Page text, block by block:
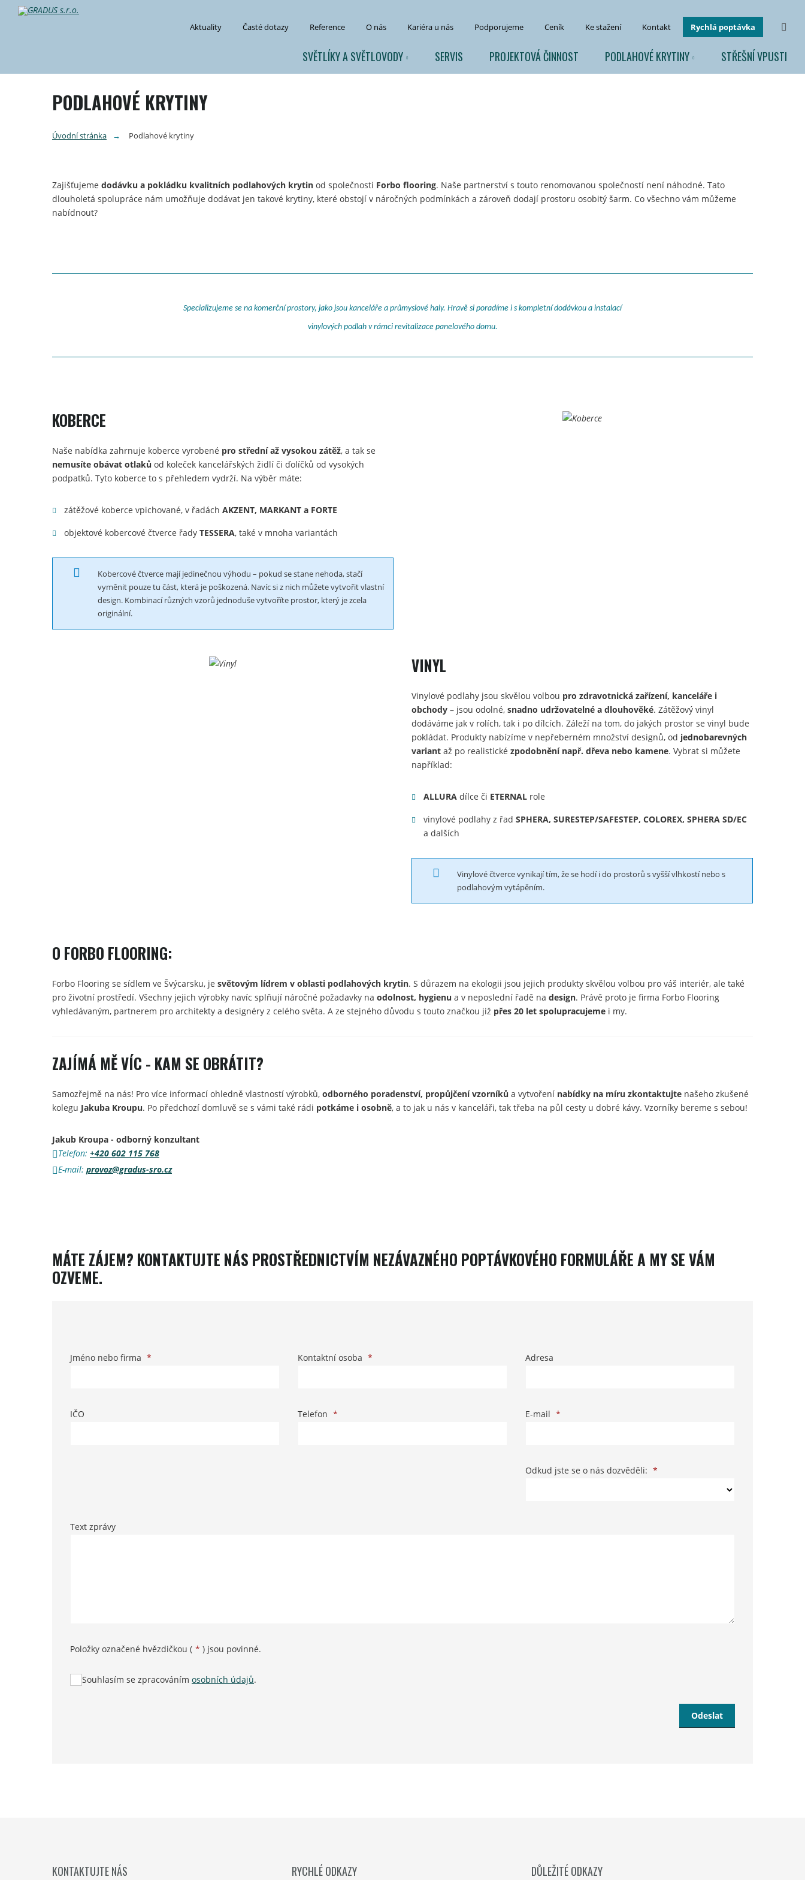
Aktuality Časté dotazy Reference O nás Kariéra u nás Podporujeme Ceník Ke stažení Kontakt Rychlá poptávka
SVĚTLÍKY A SVĚTLOVODY SERVIS PROJEKTOVÁ ČINNOST PODLAHOVÉ KRYTINY STŘEŠNÍ VPUSTI
PODLAHOVÉ KRYTINY
Úvodní stránka Podlahové krytiny
Zajišťujeme dodávku a pokládku kvalitních podlahových krytin od společnosti Forbo flooring. Naše partnerství s touto renomovanou společností není náhodné. Tato
dlouholetá spolupráce nám umožňuje dodávat jen takové krytiny, které obstojí v náročných podmínkách a zároveň dodají prostoru osobitý šarm. Co všechno vám můžeme
nabídnout?
Specializujeme se na komerční prostory, jako jsou kanceláře a průmyslové haly. Hravě si poradíme i s kompletní dodávkou a instalací
vinylových podlah v rámci revitalizace panelového domu.
KOBERCE
Naše nabídka zahrnuje koberce vyrobené pro střední až vysokou zátěž, a tak se
nemusíte obávat otlaků od koleček kancelářských židlí či ďolíčků od vysokých
podpatků. Tyto koberce to s přehledem vydrží. Na výběr máte:
zátěžové koberce vpichované, v řadách AKZENT, MARKANT a FORTE
objektové kobercové čtverce řady TESSERA, také v mnoha variantách
Kobercové čtverce mají jedinečnou výhodu – pokud se stane nehoda, stačí
vyměnit pouze tu část, která je poškozená. Navíc si z nich můžete vytvořit vlastní
design. Kombinací různých vzorů jednoduše vytvoříte prostor, který je zcela
originální.
VINYL
Vinylové podlahy jsou skvělou volbou pro zdravotnická zařízení, kanceláře i
obchody – jsou odolné, snadno udržovatelné a dlouhověké. Zátěžový vinyl
dodáváme jak v rolích, tak i po dílcích. Záleží na tom, do jakých prostor se vinyl bude
pokládat. Produkty nabízíme v nepřeberném množství designů, od jednobarevných
variant až po realistické zpodobnění např. dřeva nebo kamene. Vybrat si můžete
například:
ALLURA dílce či ETERNAL role
vinylové podlahy z řad SPHERA, SURESTEP/SAFESTEP, COLOREX, SPHERA SD/EC
a dalších
Vinylové čtverce vynikají tím, že se hodí i do prostorů s vyšší vlhkostí nebo s
podlahovým vytápěním.
O FORBO FLOORING:
Forbo Flooring se sídlem ve Švýcarsku, je světovým lídrem v oblasti podlahových krytin. S důrazem na ekologii jsou jejich produkty skvělou volbou pro váš interiér, ale také
pro životní prostředí. Všechny jejich výrobky navíc splňují náročné požadavky na odolnost, hygienu a v neposlední řadě na design. Právě proto je firma Forbo Flooring
vyhledávaným, partnerem pro architekty a designéry z celého světa. A ze stejného důvodu s touto značkou již přes 20 let spolupracujeme i my.
ZAJÍMÁ MĚ VÍC - KAM SE OBRÁTIT?
Samozřejmě na nás! Pro více informací ohledně vlastností výrobků, odborného poradenství, propůjčení vzorníků a vytvoření nabídky na míru zkontaktujte našeho zkušené
kolegu Jakuba Kroupu. Po předchozí domluvě se s vámi také rádi potkáme i osobně, a to jak u nás v kanceláři, tak třeba na půl cesty u dobré kávy. Vzorníky bereme s sebou!
Jakub Kroupa - odborný konzultant
Telefon: +420 602 115 768
E-mail: provoz@gradus-sro.cz
MÁTE ZÁJEM? KONTAKTUJTE NÁS PROSTŘEDNICTVÍM NEZÁVAZNÉHO POPTÁVKOVÉHO FORMULÁŘE A MY SE VÁM
OZVEME.
Jméno nebo firma * Kontaktní osoba * Adresa
IČO Telefon * E-mail *
Odkud jste se o nás dozvěděli: *
Text zprávy
Položky označené hvězdičkou ( * ) jsou povinné.
Souhlasím se zpracováním osobních údajů.
Odeslat
KONTAKTUJTE NÁS RYCHLÉ ODKAZY DŮLEŽITÉ ODKAZY